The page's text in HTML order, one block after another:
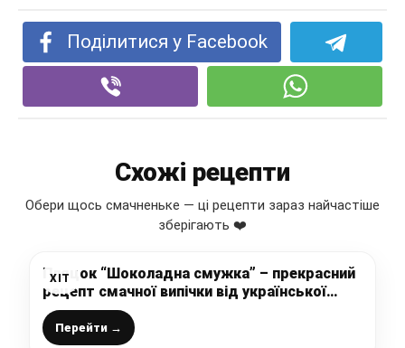
Поділитися у Facebook
Схожі рецепти
Обери щось смачненьке — ці рецепти зараз найчастіше
зберігають ❤️
ХІТ
Пляцок “Шоколадна смужка” – прекрасний
рецепт смачної випічки від української
господині
Перейти →